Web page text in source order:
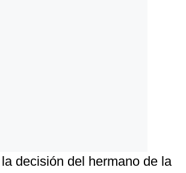
decisión del hermano de la